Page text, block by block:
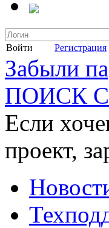
Войти Регистрация
Забыли
ПОИСК
Если
проект,